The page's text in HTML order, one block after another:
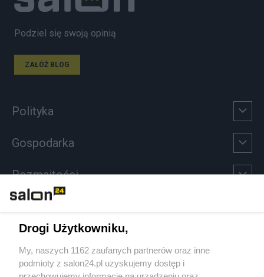
Podziel się swoją opinią
ZAŁÓŻ BLOG
Polityka
Gospodarka
Rozmaitości
Sport
Społeczeństwo
Drogi Użytkowniku,
My, naszych 1162 zaufanych partnerów oraz inne
podmioty z salon24.pl uzyskujemy dostęp i